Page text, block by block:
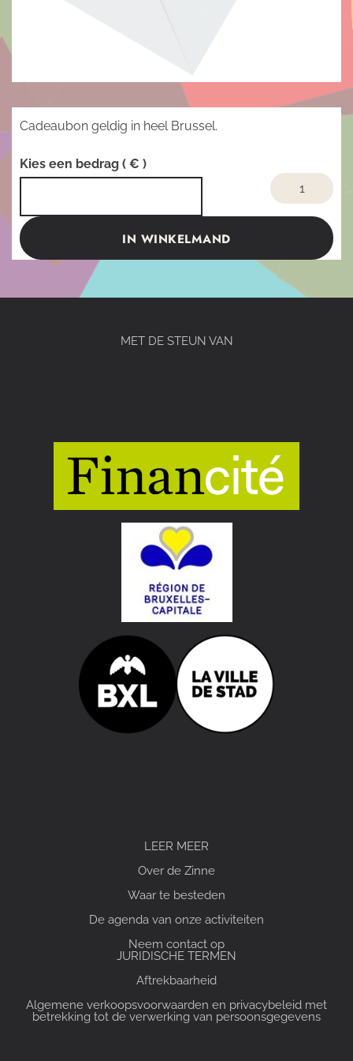
Cadeaubon geldig in heel Brussel.
Kies een bedrag ( € )
Geef
uw
in
IN WINKELMAND
MET DE STEUN VAN
LEER MEER
Over de Zinne
Waar te besteden
De agenda van onze activiteiten
Neem contact op
JURIDISCHE TERMEN
Aftrekbaarheid
Algemene verkoopsvoorwaarden en privacybeleid met
betrekking tot de verwerking van persoonsgegevens